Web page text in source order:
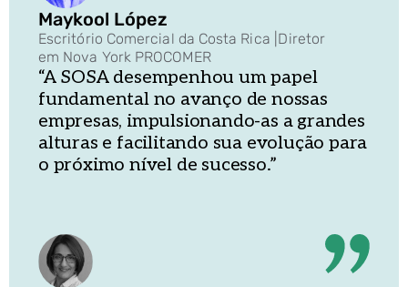
Maykool López
Escritório Comercial da Costa Rica
em Nova York PROCOMER
Diretor
“A SOSA desempenhou um papel
fundamental no avanço de nossas
empresas, impulsionando-as a grandes
alturas e facilitando sua evolução para
o próximo nível de sucesso.”